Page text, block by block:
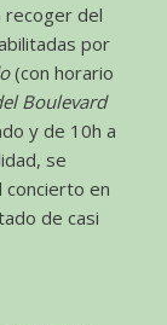
recoger del
por
(con horario
Boulevard
y de 10h a
se
en
de casi